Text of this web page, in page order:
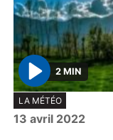
P
l
a
2 MIN
LA MÉTÉO
13 avril 2022